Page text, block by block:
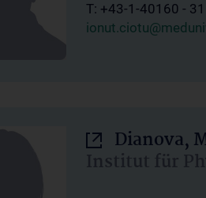
T: +43-1-40160 -
Dianova,
Institut für